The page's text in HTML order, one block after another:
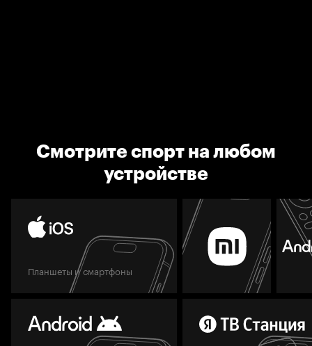
Смотрите спорт на любом
устройстве
Планшеты и смартфоны